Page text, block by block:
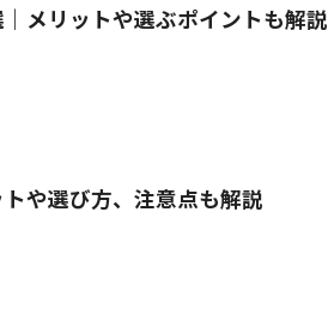
メリットや選ぶポイントも解説
や選び方、注意点も解説